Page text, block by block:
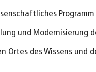
und Modernisierung
Ortes des Wissens und